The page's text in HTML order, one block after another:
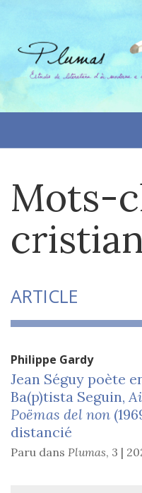
contenu
Mots-
ARTICLE
Philippe Gardy
Jean Séguy poète
Ba(p)tista Seguin,
Poëmas del non
distancié
Paru dans Plumas, 3 |